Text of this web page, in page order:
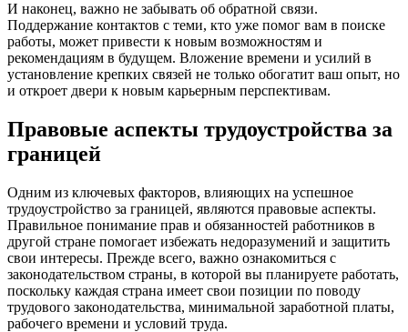
И наконец, важно не забывать об обратной связи.
Поддержание контактов с теми, кто уже помог вам в поиске
работы, может привести к новым возможностям и
рекомендациям в будущем. Вложение времени и усилий в
установление крепких связей не только обогатит ваш опыт, но
и откроет двери к новым карьерным перспективам.
Правовые аспекты трудоустройства за
границей
Одним из ключевых факторов, влияющих на успешное
трудоустройство за границей, являются правовые аспекты.
Правильное понимание прав и обязанностей работников в
другой стране помогает избежать недоразумений и защитить
свои интересы. Прежде всего, важно ознакомиться с
законодательством страны, в которой вы планируете работать,
поскольку каждая страна имеет свои позиции по поводу
трудового законодательства, минимальной заработной платы,
рабочего времени и условий труда.